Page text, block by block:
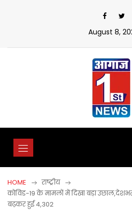
August 8,
HOME
राष्ट्रीय
कोविड-19 के मामलों में दिखा बड़ा
बढ़कर हुई 4,302